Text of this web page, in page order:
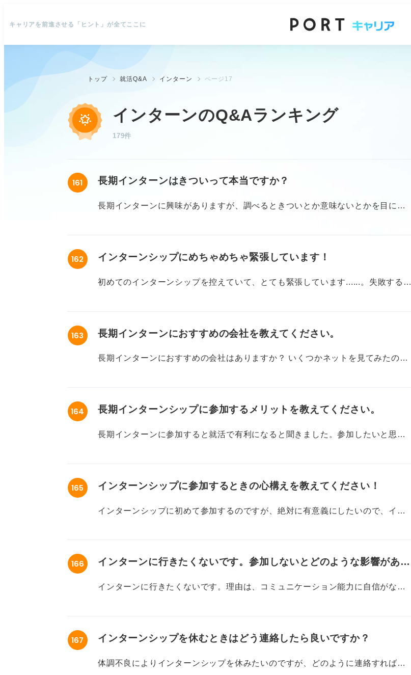
キャリアを前進させる「ヒント」が全てここに
トップ 就活Q&A インターン ページ17
インターンのQ&Aランキング
179件
161 長期インターンはきついって本当ですか？
長期インターンに興味がありますが、調べるときついとか意味ないとかを目にし
大手とベンチャーとか、営業とエンジニアとかの種類でも違いはあるのでしょう
162 インターンシップにめちゃめちゃ緊張しています！
初めてのインターンシップを控えていて、とても緊張しています......。失敗するん
この緊張をどうしたら和らげられるのでしょうか。これさえやっておけば安心み
たいな、インターンの緊張への対策を教えてください！
163 長期インターンにおすすめの会社を教えてください。
長期インターンにおすすめの会社はありますか？ いくつかネットを見てみたので
漠然と、大手とベンチャーそれぞれに参加できれば良いなと思っていますが、時
間はあるので広く検討したいです。
164 長期インターンシップに参加するメリットを教えてください。
長期インターンに参加すると就活で有利になると聞きました。参加したいと思う
見をお聞きしたいです。メリットが多ければ、参加してみたいと考えています。
165 インターンシップに参加するときの心構えを教えてください！
インターンシップに初めて参加するのですが、絶対に有意義にしたいので、イン
短期インターンに参加する予定ですが、今後はもっと長くて本格的なインターン
に参加したいとも思っているので、いろいろな種類のインターンに対して持って
166
インターンに行きたくないです。参加しないとどのような影響があり
インターンに行きたくないです。理由は、コミュニケーション能力に自信がなく
実際にインターンに参加しないとどのような影響がありますか？ インターンに行
くメリットって何なんですか？
167 インターンシップを休むときはどう連絡したら良いですか？
体調不良によりインターンシップを休みたいのですが、どのように連絡すれば良